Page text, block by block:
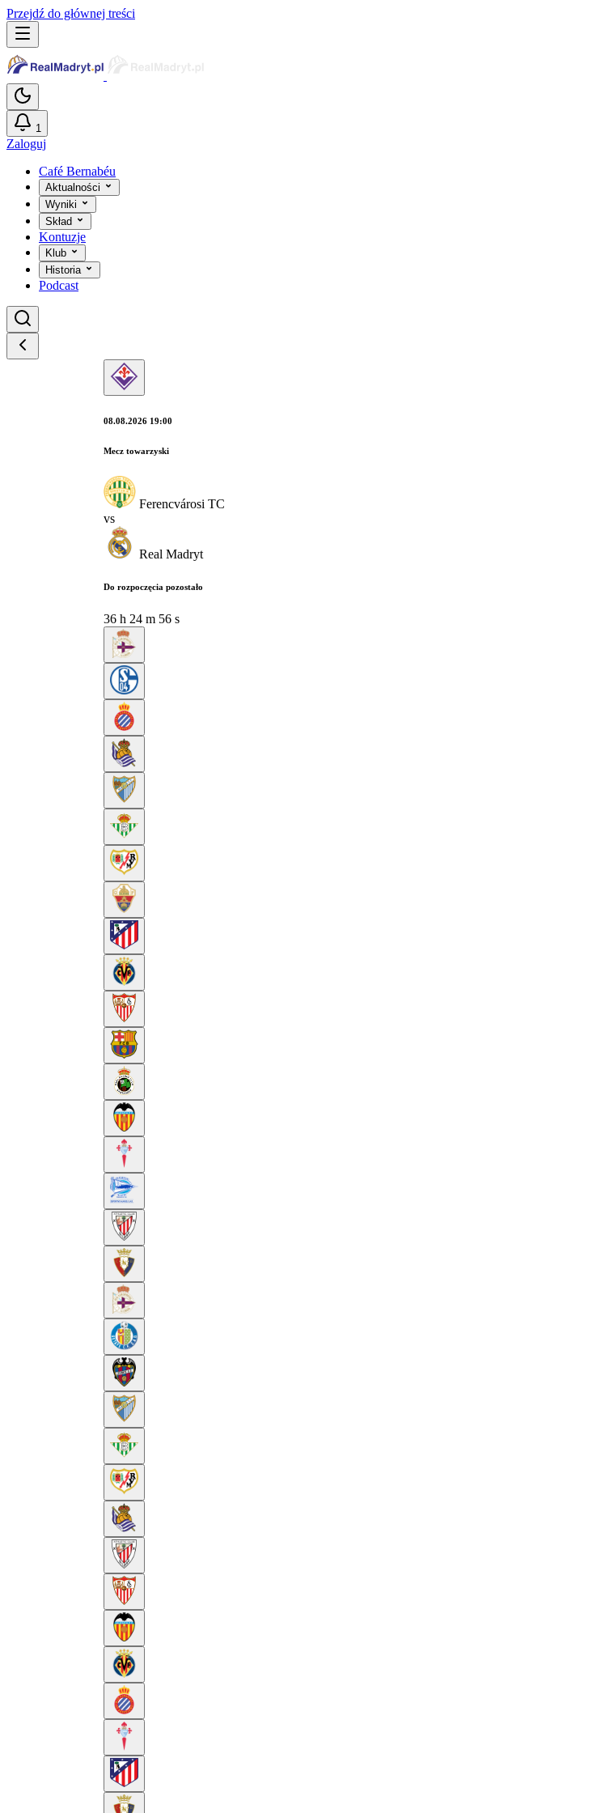
Przejdź do głównej treści
1
Zaloguj
Café Bernabéu
Aktualności
Wyniki
Skład
Kontuzje
Klub
Historia
Podcast
08.08.2026 19:00
Mecz towarzyski
Ferencvárosi TC
vs
Real Madryt
Do rozpoczęcia pozostało
36 h 24 m 55 s